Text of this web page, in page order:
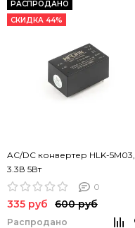
РАСПРОДАНО
СКИДКА 44%
AC/DC конвертер HLK-5M03,
3.3В 5Вт
0
335 руб 600 руб
Распродано